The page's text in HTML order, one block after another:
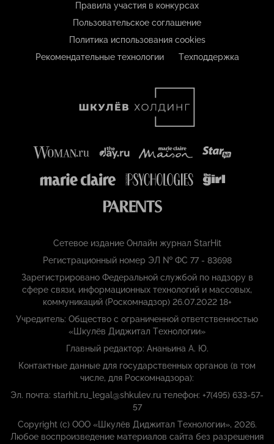
Правила участия в конкурсах
Пользовательское соглашение
Политика использования cookies
Рекомендательные технологии
Техподдержка
Сетевое издание Онлайн журнал StarHit
Регистрационный номер ЭЛ № ФС 77 - 83698
Зарегистрировано Федеральной службой по надзору в
сфере связи, информационных технологий и массовых,
коммуникаций (Роскомнадзор) 26.07.2022 18+
Учредитель: Общество с ограниченной ответственностью
«Шкулёв Диджитал Технологии»
Главный редактор: Ананьина А. Ю.
Контактные данные для государственных органов (в том
числе, для Роскомнадзора):
Эл. почта: starhit.ru_legal@shkulev.ru телефон: +7(495) 633-57-
57
Copyright (с) ООО «Шкулёв Диджитал Технологии», 2026.
Любое воспроизведение материалов сайта без разрешения